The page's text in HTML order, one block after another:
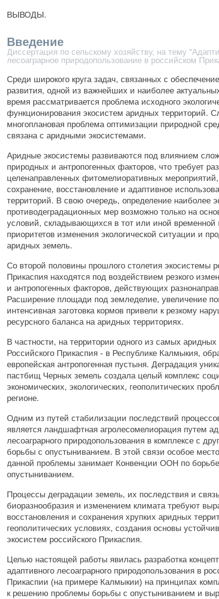
ВЫВОДЫ.
Введение
Диссертация по сельскому хозяйству, на тему
лесоаграрное природопользование в российском
Среди широкого круга задач, связанных с
развития, одной из важнейших и наиболее
время рассматривается проблема исходного
функционирования экосистем аридных территорий.
многоплановая проблема оптимизации природной
связана с аридными экосистемами.
Аридные экосистемы развиваются под влиянием
природных и антропогенных факторов, что требует
целенаправленных фитомелиоративных
сохранение, восстановление и адаптивное
территорий. В свою очередь, определение наиболее
противодеградационных мер возможно только на
условий, складывающихся в тот или иной временной
приоритетов изменения экологической ситуации и
аридных земель.
Со второй половины прошлого столетия экосистемы
Прикаспия находятся под воздействием резкого
и антропогенных факторов, действующих
Расширение площади под земледелие, увеличение
интенсивная заготовка кормов привели к резкому
ресурсного баланса на аридных территориях.
В частности, на территории одного из самых аридных
Российского Прикаспия - в Республике Калмыкия,
европейская антропогенная пустыня. Деградация
пастбищ Черных земель создала целый комплекс
экономических, экологических, геополитических
регионе.
Одним из путей стабилизации последствий
является ландшафтная агролесомелиорация путем
лесоаграрного природопользования в комплексе с
борьбы с опустыниванием. В этой связи особое
данной проблемы занимает Конвенции ООН по
опустыниванием.
Процессы деградации земель, их последствия и
биоразнообразия и изменением климата требуют
восстановления и сохранения хрупких аридных
геополитических условиях, создания основы
экосистем российского Прикаспия.
Целью настоящей работы явилась разработка
адаптивного лесоаграрного природопользования в
Прикаспии (на примере Калмыкии) на принципах
к решению проблемы борьбы с опустыниванием и